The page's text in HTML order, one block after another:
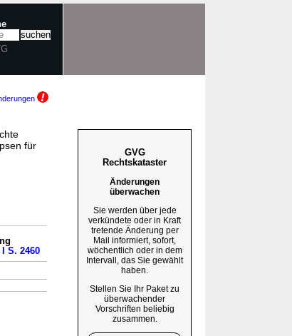
für
S. 2460
GVG
Rechtskataster
Änderungen
überwachen
Sie werden über jede
verkündete oder in Kraft
tretende Änderung per
Mail informiert, sofort,
wöchentlich oder in dem
Intervall, das Sie gewählt
haben.
Stellen Sie Ihr Paket zu
überwachender
Vorschriften beliebig
zusammen.